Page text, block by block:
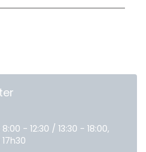
- 12:30 / 13:30 - 18:00,